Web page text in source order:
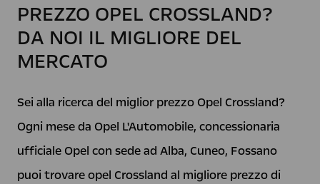
PREZZO OPEL CROSSLAND?
DA NOI IL MIGLIORE DEL
MERCATO
Sei alla ricerca del miglior prezzo Opel Crossland?
Ogni mese da Opel L'Automobile, concessionaria
ufficiale Opel con sede ad Alba, Cuneo, Fossano
puoi trovare opel Crossland al migliore prezzo di